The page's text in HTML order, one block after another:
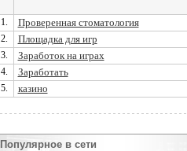
1. Проверенная стоматология
2. Площадка для игр
3. Заработок на играх
4. Заработать
5. казино
Популярное в сети